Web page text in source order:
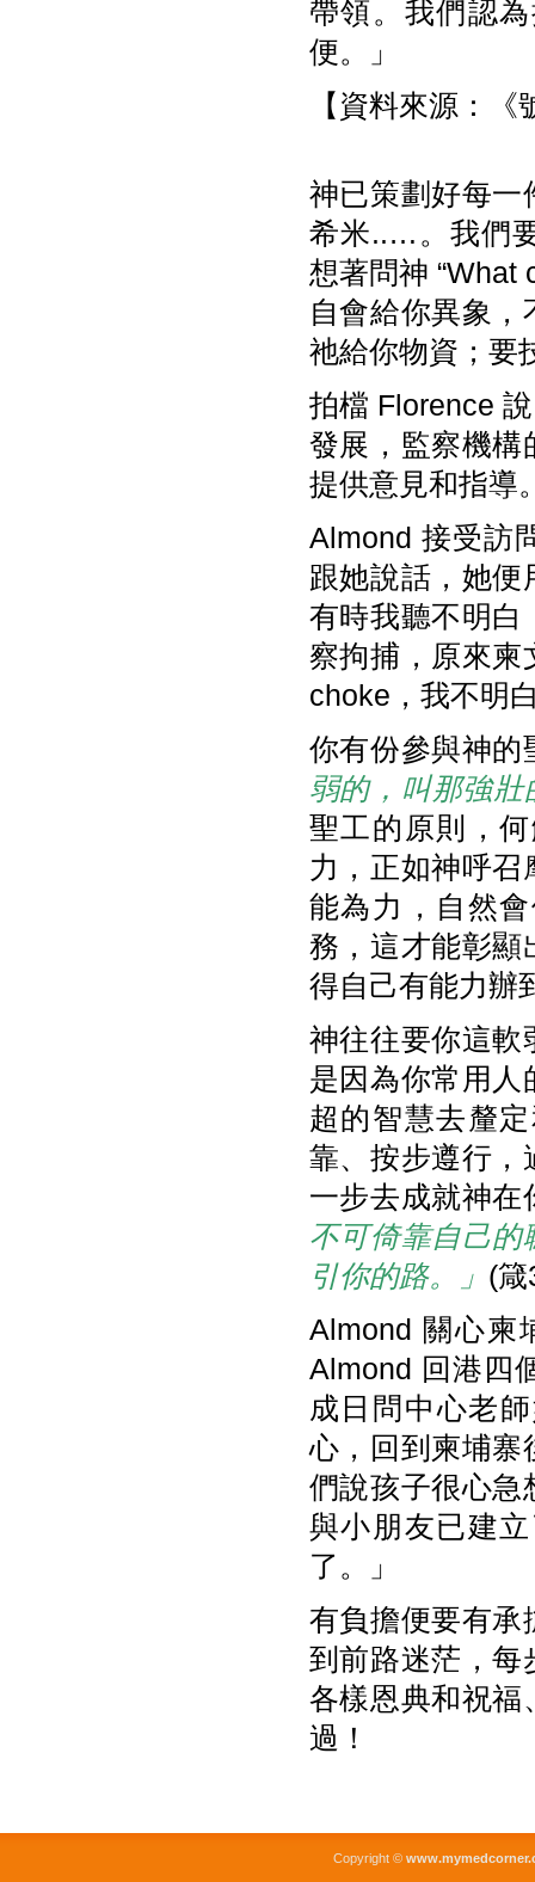
帶領。我們認
便。」
【資料來源：
神已策劃好每一
希米..…。我們
想著問神 “What
自會給你異象
祂給你物資；要
拍檔 Florence
發展，監察機構
提供意見和指導
Almond 接受訪
跟她說話，她便
有時我聽不明白
察拘捕，原來柬
choke，我不明
你有份參與神的
弱的，叫那強壯
聖工的原則，
力，正如神呼
能為力，自然
務，這才能彰顯
得自己有能力辦
神往往要你這軟
是因為你常用人
超的智慧去釐
靠、按步遵行，
一步去成就神在
不可倚靠自己的
引你的路。
」 (
Almond 關心柬
Almond 回港四
成日問中心老
心，回到柬埔寨
們說孩子很心急
與小朋友已建
了。」
有負擔便要有承
到前路迷茫，每
各樣恩典和祝福
過！
Copyright ©